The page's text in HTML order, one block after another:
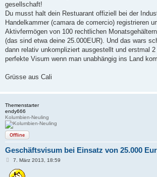
gesellschaft!
Du musst halt dein Restuarant offiziell bei der
Handelkammer (camara de comercio) registrieren
Aktivfermögen von 100 rechtlichen
(das sind etwa deine 25.000EUR). Und das wars
dann relativ unkompliziert ausgestellt und erstmal
perfekte Visum wenn man unabhängig ins Land
Grüsse aus Cali
Themenstarter
endy666
Kolumbien-Neuling
Offline
Geschäftsvisum bei Einsatz von 25.000
B
i
7. März 2013, 18:59